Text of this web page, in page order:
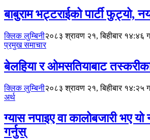
बाबुराम भट्टराईको पार्टी फुट्यो,
क्लिक लुम्बिनी२०८३ श्रावण २१, बिहीबार १४:४६
प्रमुख समाचार
बेलहिया र ओमसतियाबाट
क्लिक लुम्बिनी२०८३ श्रावण २१, बिहीबार १४:२५
अर्थ
ग्यास नपाइए वा कालोबजारी भए यो
गर्नुस्